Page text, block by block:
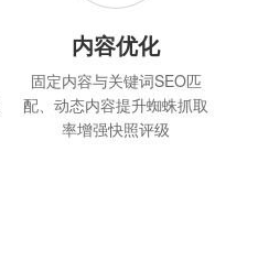
内容优化
固定内容与关键词SEO匹
配、动态内容提升蜘蛛抓取
率增强快照评级